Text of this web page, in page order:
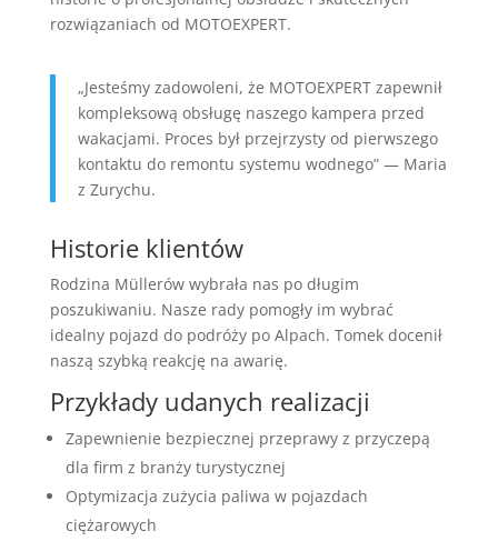
rozwiązaniach od MOTOEXPERT.
„Jesteśmy zadowoleni, że MOTOEXPERT zapewnił
kompleksową obsługę naszego kampera przed
wakacjami. Proces był przejrzysty od pierwszego
kontaktu do remontu systemu wodnego” — Maria
z Zurychu.
Historie klientów
Rodzina Müllerów wybrała nas po długim
poszukiwaniu. Nasze rady pomogły im wybrać
idealny pojazd do podróży po Alpach. Tomek docenił
naszą szybką reakcję na awarię.
Przykłady udanych realizacji
Zapewnienie bezpiecznej przeprawy z przyczepą
dla firm z branży turystycznej
Optymizacja zużycia paliwa w pojazdach
ciężarowych